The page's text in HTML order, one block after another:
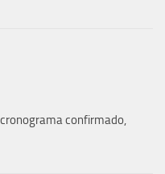
confirmado,